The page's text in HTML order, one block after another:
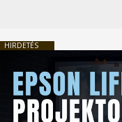
HIRDETÉS